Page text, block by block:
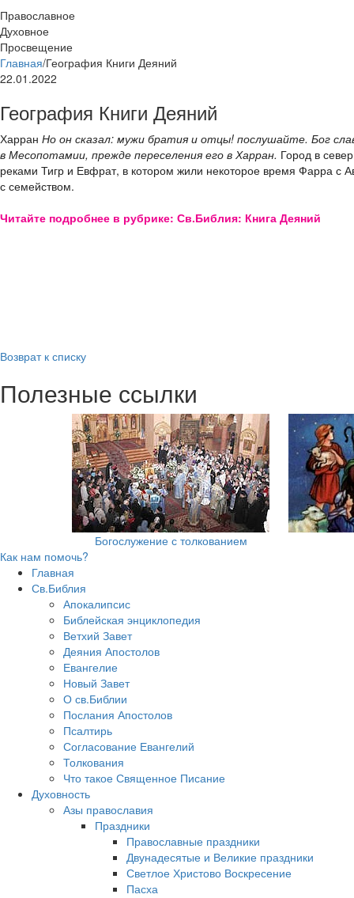
Православное
Духовное
Просвещение
Главная/География Книги Деяний
22.01.2022
География Книги Деяний
Харран Но он сказал: мужи братия и отцы! послушайте. Бог
в Месопотамии, прежде переселения его в Харран. Город в
реками Тигр и Евфрат, в котором жили некоторое время Фарра с
с семейством.
Читайте подробнее в рубрике: Св.Библия: Книга Деяний
Возврат к списку
Полезные ссылки
Богослужение с толкованием
Как нам помочь?
Главная
Св.Библия
Апокалипсис
Библейская энциклопедия
Ветхий Завет
Деяния Апостолов
Евангелие
Новый Завет
О св.Библии
Послания Апостолов
Псалтирь
Согласование Евангелий
Толкования
Что такое Священное Писание
Духовность
Азы православия
Праздники
Православные праздники
Двунадесятые и Великие праздники
Светлое Христово Воскресение
Пасха